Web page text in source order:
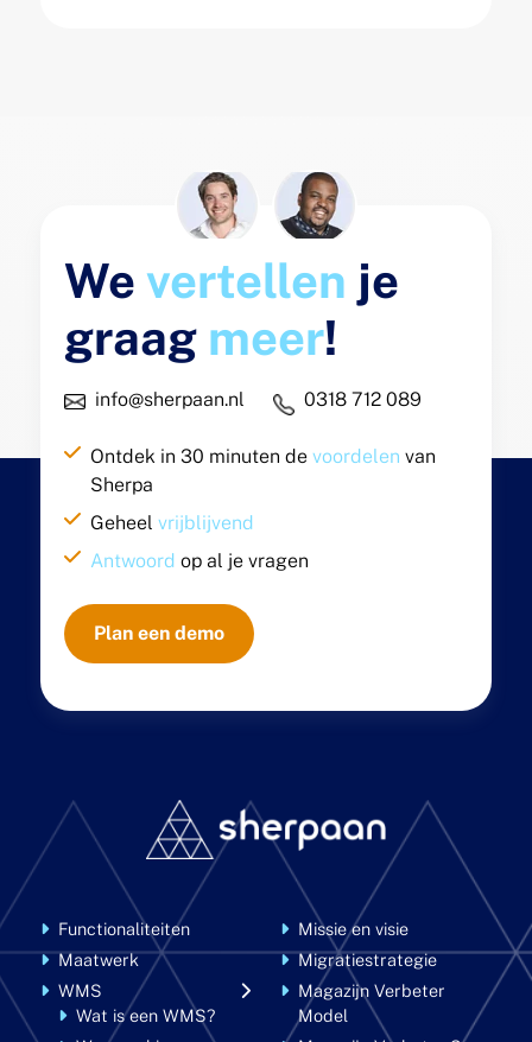
Wevertellen je
graag meer!
info@sherpaan.nl 0318 712 089
Ontdek in 30 minuten devoordelen van
Sherpa
Geheelvrijblijvend
Antwoord op al je vragen
Plan een demo
Functionaliteiten
Maatwerk
WMS
Wat is een WMS?
Missie en visie
Migratiestrategie
Magazijn Verbeter
Model